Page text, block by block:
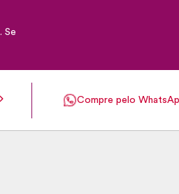
Se
Compre pelo